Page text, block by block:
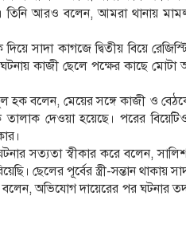
তিনি আরও বলেন, আমরা থানায়
সাদা কাগজে দ্বিতীয় বিয়ে
কাজী ছেলে পক্ষের কাছে
হক বলেন, মেয়ের সঙ্গে কাজী ও
তালাক দেওয়া হয়েছে। পরের
সত্যতা স্বীকার করে বলেন,
ছেলের পূর্বের স্ত্রী-সন্তান থাকায়
বলেন, অভিযোগ দায়েরের পর ঘটনার